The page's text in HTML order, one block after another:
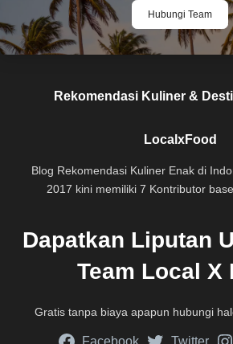
Hubungi Team
Rekomendasi Kuliner &
LocalxFood
Blog Rekomendasi Kuliner Enak di
2017 kini memiliki 7 Kontributor
Dapatkan Liputan
Team Local X
Gratis tanpa biaya apapun hubungi
Facebook Twitter